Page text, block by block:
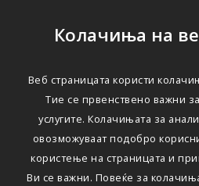
Колачиња на
Веб страницата користи
Тие се првенствено важни
услугите. Колачињата за
овозможуваат подобро
користење на страницата и
Ви се важни. Повеќе за